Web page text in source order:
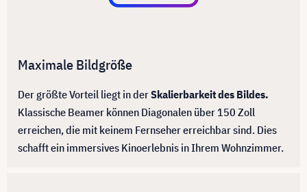
Maximale Bildgröße
Der größte Vorteil liegt in derSkalierbarkeit des Bildes.
Klassische Beamer können Diagonalen über 150 Zoll
erreichen, die mit keinem Fernseher erreichbar sind. Dies
schafft ein immersives Kinoerlebnis in Ihrem Wohnzimmer.